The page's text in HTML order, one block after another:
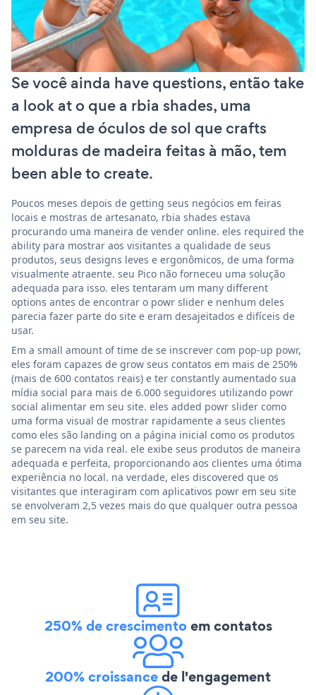
Se você ainda have questions, então take
a look at o que a rbia shades, uma
empresa de óculos de sol que crafts
molduras de madeira feitas à mão, tem
been able to create.
Poucos meses depois de getting seus negócios em feiras
locais e mostras de artesanato, rbia shades estava
procurando uma maneira de vender online. eles required the
ability para mostrar aos visitantes a qualidade de seus
produtos, seus designs leves e ergonômicos, de uma forma
visualmente atraente. seu Pico não forneceu uma solução
adequada para isso. eles tentaram um many different
options antes de encontrar o powr slider e nenhum deles
parecia fazer parte do site e eram desajeitados e difíceis de
usar.
Em a small amount of time de se inscrever com pop-up powr,
eles foram capazes de grow seus contatos em mais de 250%
(mais de 600 contatos reais) e ter constantly aumentado sua
mídia social para mais de 6.000 seguidores utilizando powr
social alimentar em seu site. eles added powr slider como
uma forma visual de mostrar rapidamente a seus clientes
como eles são landing on a página inicial como os produtos
se parecem na vida real. ele exibe seus produtos de maneira
adequada e perfeita, proporcionando aos clientes uma ótima
experiência no local. na verdade, eles discovered que os
visitantes que interagiram com aplicativos powr em seu site
se envolveram 2,5 vezes mais do que qualquer outra pessoa
em seu site.
250% de crescimentoem contatos
200% croissancede l'engagement